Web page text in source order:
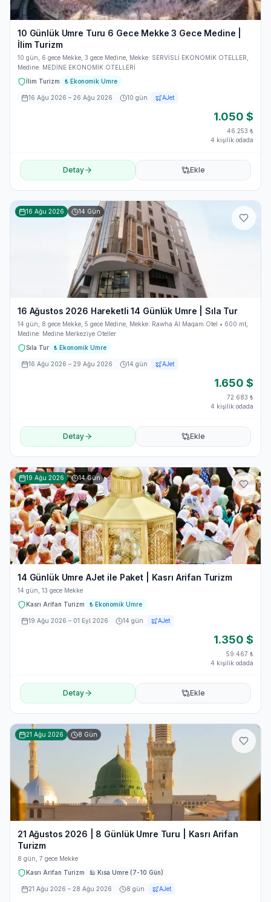
10 Günlük Umre Turu 6 Gece Mekke 3 Gece Medine |
İlim Turizm
10 gün, 6 gece Mekke, 3 gece Medine, Mekke: SERVİSLİ EKONOMİK OTELLER,
Medine: MEDİNE EKONOMİK OTELLERİ
İlim Turizm
₺ Ekonomik Umre
16 Ağu 2026 – 26 Ağu 2026 10 gün AJet
1.050 $
46.253 ₺
4 kişilik odada
Detay Ekle
16 Ağu 2026 14 Gün
16 Ağustos 2026 Hareketli 14 Günlük Umre | Sıla Tur
14 gün, 8 gece Mekke, 5 gece Medine, Mekke: Rawha Al Maqam Otel • 600 mt,
Medine: Medine Merkeziye Oteller
Sıla Tur
₺ Ekonomik Umre
16 Ağu 2026 – 29 Ağu 2026 14 gün AJet
1.650 $
72.683 ₺
4 kişilik odada
Detay Ekle
19 Ağu 2026 14Gün
14 Günlük Umre AJet ile Paket | Kasrı Arifan Turizm
14 gün, 13 gece Mekke
Kasrı Arifan Turizm
₺ Ekonomik Umre
19 Ağu 2026 – 01 Eyl 2026 14 gün AJet
1.350 $
59.467 ₺
4 kişilik odada
Detay Ekle
21 Ağu 2026 8 Gün
21 Ağustos 2026 | 8 Günlük Umre Turu | Kasrı Arifan
Turizm
8 gün, 7 gece Mekke
Kasrı Arifan Turizm
🕌 Kısa Umre (7-10 Gün)
21 Ağu 2026 – 28 Ağu 2026 8 gün AJet